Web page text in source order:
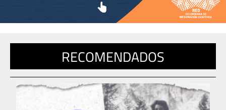
RECOMENDADOS